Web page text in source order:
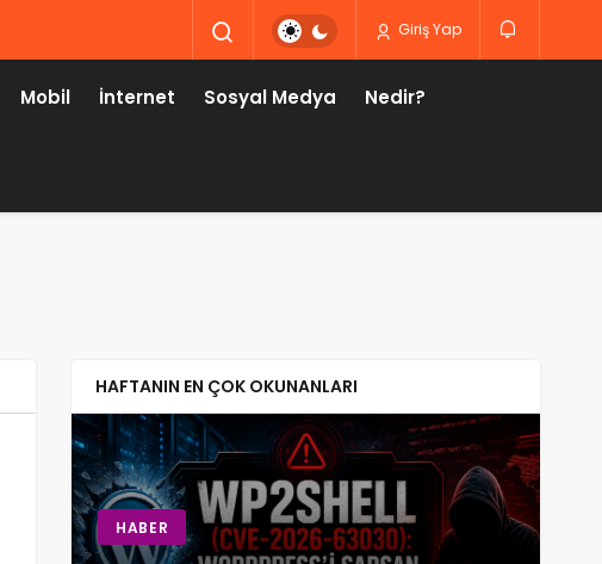
Giriş Yap
Mobil İnternet Sosyal Medya Nedir?
HAFTANIN EN ÇOK OKUNANLARI
TEKNOLOJI